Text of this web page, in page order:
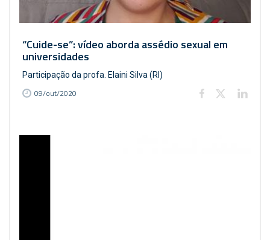
“Cuide-se”: vídeo aborda assédio sexual em
universidades
Participação da profa. Elaini Silva (RI)
09/out/2020